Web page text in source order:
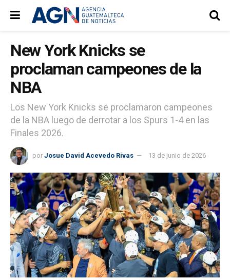
New York Knicks se
proclaman campeones de la
NBA
Los New York Knicks se proclamaron campeones
de la NBA luego de derrotar a los Spurs 1-4 en las
Finales 2026.
por Josue David Acevedo Rivas 13 de junio de 2026